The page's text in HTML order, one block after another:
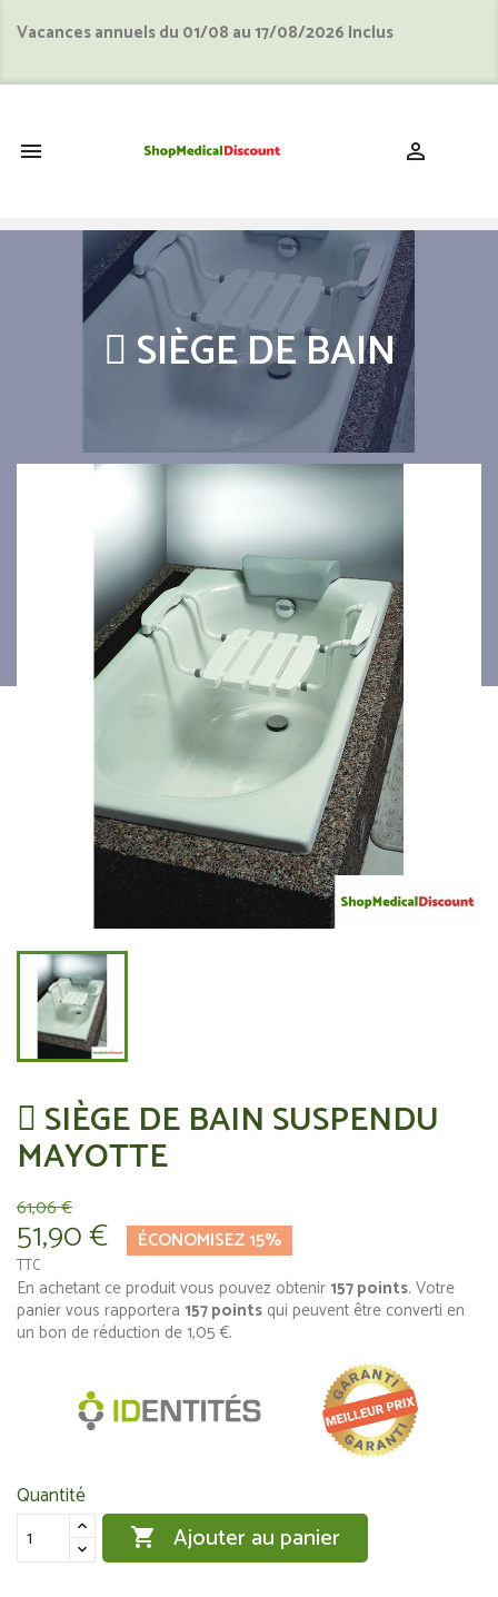
Vacances annuels du 01/08 au 17/08/2026 Inclus
 
 SIÈGE DE BAIN
SUSPENDU MAYOTTE
 SIÈGE DE BAIN SUSPENDU
MAYOTTE
61,06 €
51,90 € ÉCONOMISEZ 15%
TTC
En achetant ce produit vous pouvez obtenir157points. Votre
panier vous rapportera 157points qui peuvent être converti en
un bon de réduction de1,05 €.
Quantité
 Ajouter au panier